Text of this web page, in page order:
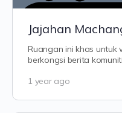
Jajahan
Ruangan ini khas untuk
berkongsi berita
1 year ago